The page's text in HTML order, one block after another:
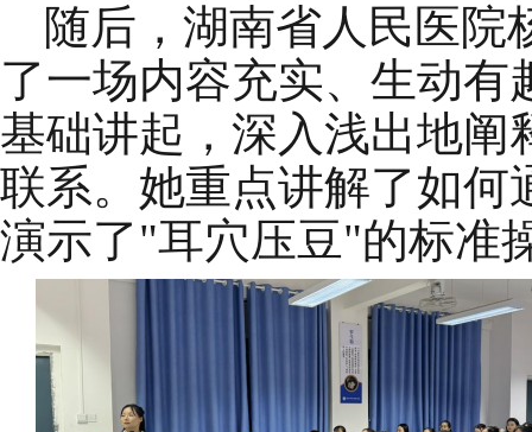
随后，湖南省人民医院
了一场内容充实、生动
基础讲起，深入浅出地阐
联系。她重点讲解了如何
演示了"耳穴压豆"的标准